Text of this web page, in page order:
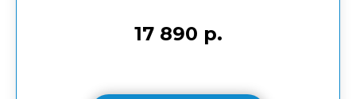
17 890 р.